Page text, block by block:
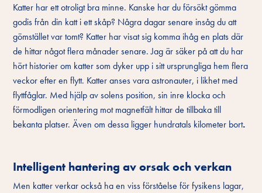
Katter har ett otroligt bra minne. Kanske har du försökt gömma
godis från din katt i ett skåp? Några dagar senare insåg du att
gömstället var tomt? Katter har visat sig komma ihåg en plats där
de hittar något flera månader senare. Jag är säker på att du har
hört historier om katter som dyker upp i sitt ursprungliga hem flera
veckor efter en flytt. Katter anses vara astronauter, i likhet med
flyttfåglar. Med hjälp av solens position, sin inre klocka och
förmodligen orientering mot magnetfält hittar de tillbaka till
bekanta platser. Även om dessa ligger hundratals kilometer bort.
Intelligent hantering av orsak och verkan
Men katter verkar också ha en viss förståelse för fysikens lagar,